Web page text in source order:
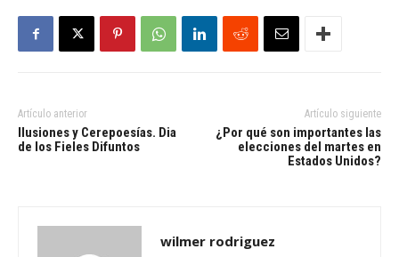
Artículo anterior
Ilusiones y Cerepoesías. Dia
de los Fieles Difuntos
Artículo siguiente
¿Por qué son importantes las
elecciones del martes en
Estados Unidos?
wilmer rodriguez